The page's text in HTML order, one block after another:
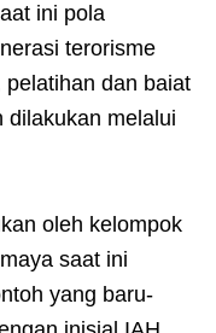
ini pola
terorisme
dan baiat
dilakukan melalui
oleh kelompok
saat ini
yang baru-